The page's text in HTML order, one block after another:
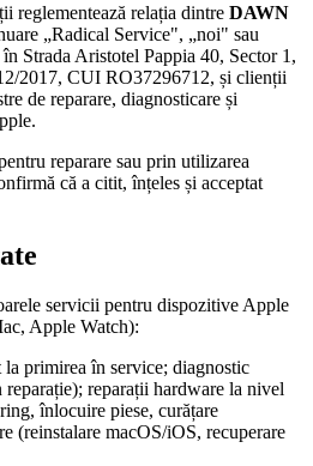
reglementează relația dintre DAWN
„Radical Service", „noi" sau
Strada Aristotel Pappia 40, Sector 1,
2017, CUI RO37296712, și clienții
de reparare, diagnosticare și
reparare sau prin utilizarea
că a citit, înțeles și acceptat
servicii pentru dispozitive Apple
Apple Watch):
primirea în service; diagnostic
reparații hardware la nivel
înlocuire piese, curățare
(reinstalare macOS/iOS, recuperare